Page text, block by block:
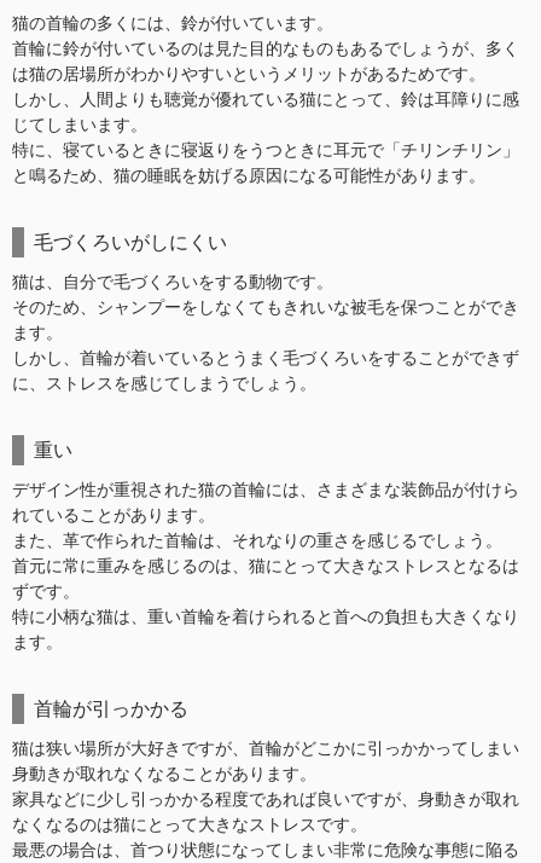
猫の首輪の多くには、鈴が付いています。
首輪に鈴が付いているのは見た目的なものもあるでしょうが、多く
は猫の居場所がわかりやすいというメリットがあるためです。
しかし、人間よりも聴覚が優れている猫にとって、鈴は耳障りに感
じてしまいます。
特に、寝ているときに寝返りをうつときに耳元で「チリンチリン」
と鳴るため、猫の睡眠を妨げる原因になる可能性があります。
毛づくろいがしにくい
猫は、自分で毛づくろいをする動物です。
そのため、シャンプーをしなくてもきれいな被毛を保つことができ
ます。
しかし、首輪が着いているとうまく毛づくろいをすることができず
に、ストレスを感じてしまうでしょう。
重い
デザイン性が重視された猫の首輪には、さまざまな装飾品が付けら
れていることがあります。
また、革で作られた首輪は、それなりの重さを感じるでしょう。
首元に常に重みを感じるのは、猫にとって大きなストレスとなるは
ずです。
特に小柄な猫は、重い首輪を着けられると首への負担も大きくなり
ます。
首輪が引っかかる
猫は狭い場所が大好きですが、首輪がどこかに引っかかってしまい
身動きが取れなくなることがあります。
家具などに少し引っかかる程度であれば良いですが、身動きが取れ
なくなるのは猫にとって大きなストレスです。
最悪の場合は、首つり状態になってしまい非常に危険な事態に陥る